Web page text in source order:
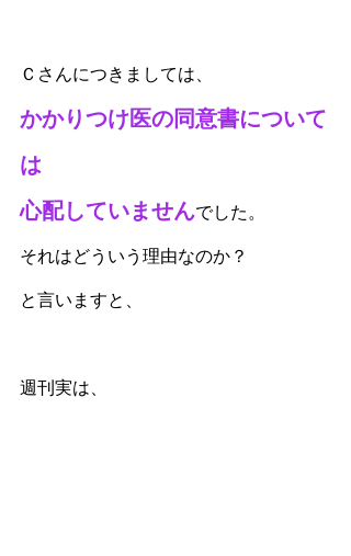
Ｃさんにつきましては、
かかりつけ医の同意書について
は
心配していませんでした。
それはどういう理由なのか？
と言いますと、
週刊実は、